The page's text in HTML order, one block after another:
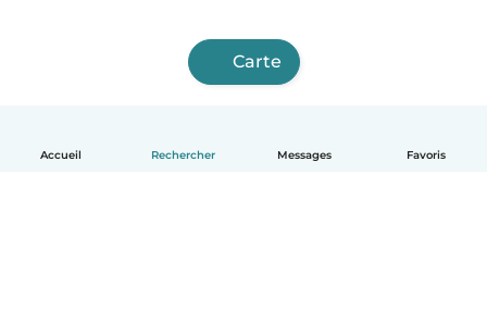
Accueil Rechercher Messages Favoris
Carte